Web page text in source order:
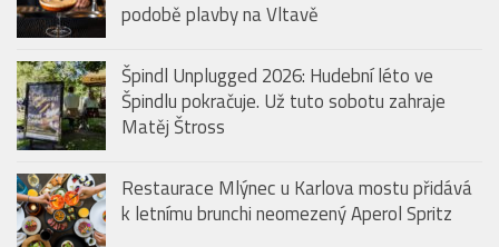
podobě plavby na Vltavě
Špindl Unplugged 2026: Hudební léto ve
Špindlu pokračuje. Už tuto sobotu zahraje
Matěj Štross
Restaurace Mlýnec u Karlova mostu přidává
k letnímu brunchi neomezený Aperol Spritz